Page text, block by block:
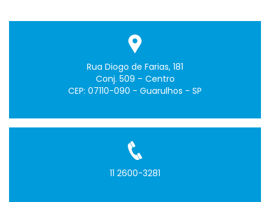
Rua Diogo de Farias, 181
Conj. 509 – Centro
CEP: 07110-090 - Guarulhos - SP
11 2600-3281